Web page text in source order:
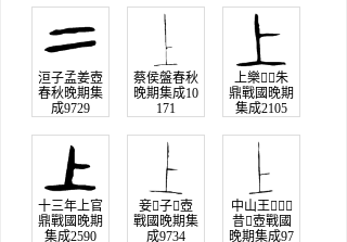
洹子孟姜壺
春秋晚期集
成9729
蔡侯盤春秋
晚期集成10
171
上樂朱
鼎戰國晚期
集成2105
十三年上官
鼎戰國晚期
集成2590
妾子𧊒壺
戰國晚期集
成9734
中山王
昔壺戰國
晚期集成97